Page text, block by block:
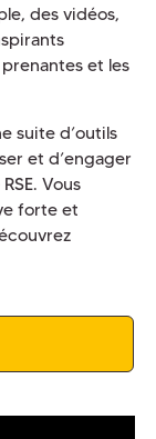
des vidéos,
et les
suite d’outils
et d’engager
Vous
forte et